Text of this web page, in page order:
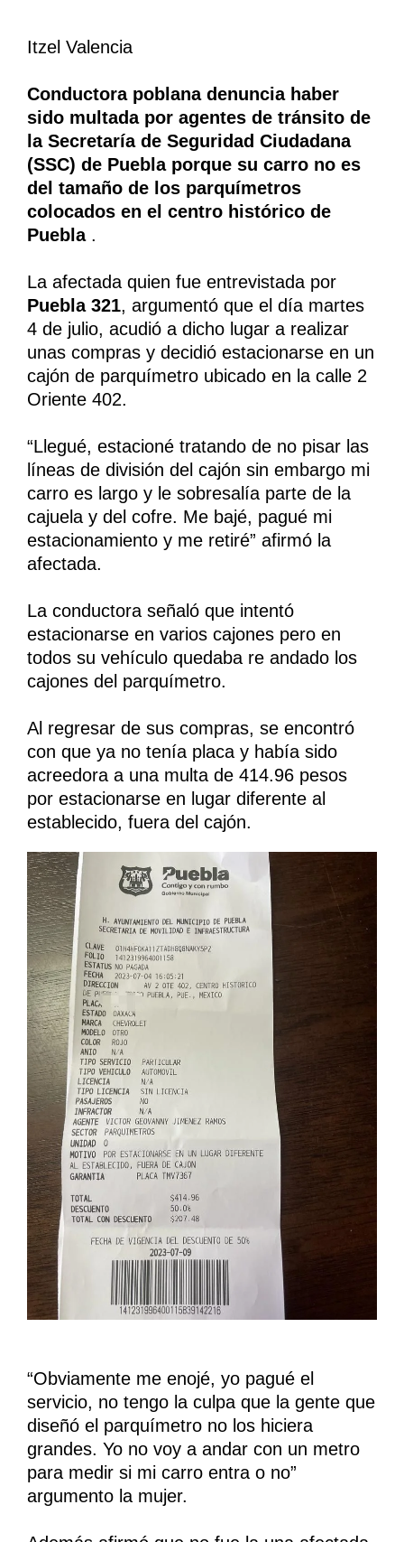
Itzel Valencia
Conductora poblana denuncia haber
sido multada por agentes de tránsito de
la Secretaría de Seguridad Ciudadana
(SSC) de Puebla porque su carro no es
del tamaño de los parquímetros
colocados en el centro histórico de
Puebla .
La afectada quien fue entrevistada por
Puebla 321, argumentó que el día martes
4 de julio, acudió a dicho lugar a realizar
unas compras y decidió estacionarse en un
cajón de parquímetro ubicado en la calle 2
Oriente 402.
“Llegué, estacioné tratando de no pisar las
líneas de división del cajón sin embargo mi
carro es largo y le sobresalía parte de la
cajuela y del cofre. Me bajé, pagué mi
estacionamiento y me retiré” afirmó la
afectada.
La conductora señaló que intentó
estacionarse en varios cajones pero en
todos su vehículo quedaba re andado los
cajones del parquímetro.
Al regresar de sus compras, se encontró
con que ya no tenía placa y había sido
acreedora a una multa de 414.96 pesos
por estacionarse en lugar diferente al
establecido, fuera del cajón.
“Obviamente me enojé, yo pagué el
servicio, no tengo la culpa que la gente que
diseñó el parquímetro no los hiciera
grandes. Yo no voy a andar con un metro
para medir si mi carro entra o no”
argumento la mujer.